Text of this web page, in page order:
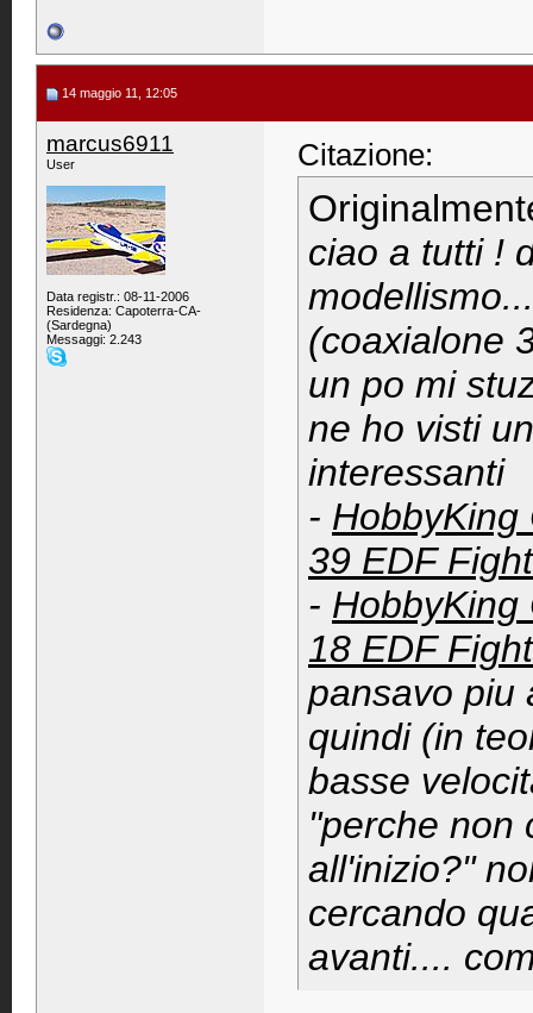
14 maggio 11, 12:05
marcus6911
User
Data registr.: 08-11-2006
Residenza: Capoterra-CA-
(Sardegna)
Messaggi: 2.243
Citazione:
ciao a tutti !
(coaxialone
un po mi
ne ho visti
interessanti
- HobbyKing
39 EDF
- HobbyKing
18 EDF
pansavo piu
quindi (in
basse
"perche non
all'inizio?"
cercando
avanti....